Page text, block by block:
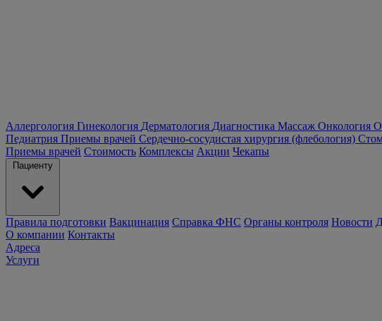
Аллергология Гинекология Дерматология Диагностика Массаж Онкология
Педиатрия Приемы врачей Сердечно-сосудистая хирургия (флебология)
Приемы врачей Стоимость Комплексы Акции Чекапы
Пациенту
Правила подготовки Вакцинация Справка ФНС Органы контроля Новости
О компании Контакты
Адреса
Услуги